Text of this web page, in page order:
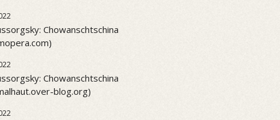
Chowanschtschina
Chowanschtschina
blog.org)